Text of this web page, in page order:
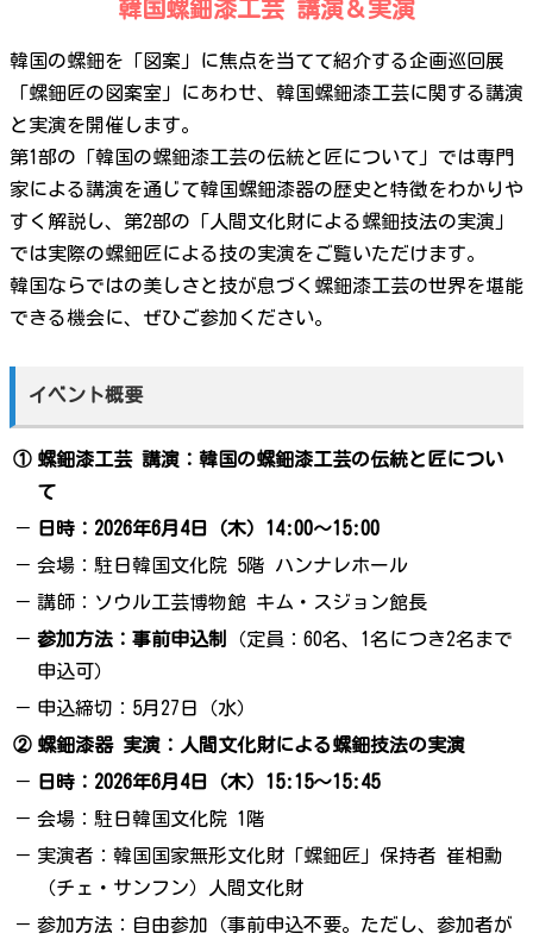
韓国螺鈿漆工芸 講演＆実演
韓国の螺鈿を「図案」に焦点を当てて紹介する企画巡回展
「螺鈿匠の図案室」にあわせ、韓国螺鈿漆工芸に関する講演
と実演を開催します。
第1部の「韓国の螺鈿漆工芸の伝統と匠について」では専門
家による講演を通じて韓国螺鈿漆器の歴史と特徴をわかりや
すく解説し、第2部の「人間文化財による螺鈿技法の実演」
では実際の螺鈿匠による技の実演をご覧いただけます。
韓国ならではの美しさと技が息づく螺鈿漆工芸の世界を堪能
できる機会に、ぜひご参加ください。
イベント概要
① 螺鈿漆工芸 講演：韓国の螺鈿漆工芸の伝統と匠につい
て
－
日時：2026年6月4日（木）14:00～15:00
－ 会場：駐日韓国文化院 5階 ハンナレホール
－ 講師：ソウル工芸博物館 キム・スジョン館長
－ 参加方法：事前申込制
（定員：60名、1名につき2名まで
申込可）
－ 申込締切：5月27日（水）
② 螺鈿漆器 実演：人間文化財による螺鈿技法の実演
－
日時：2026年6月4日（木）15:15～15:45
－ 会場：駐日韓国文化院 1階
－ 実演者：韓国国家無形文化財「螺鈿匠」保持者 崔相勳
（チェ・サンフン）人間文化財
－ 参加方法：自由参加（事前申込不要。ただし、参加者が